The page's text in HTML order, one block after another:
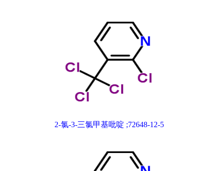
2-氯-3-三氯甲基吡啶 ;72648-12-5